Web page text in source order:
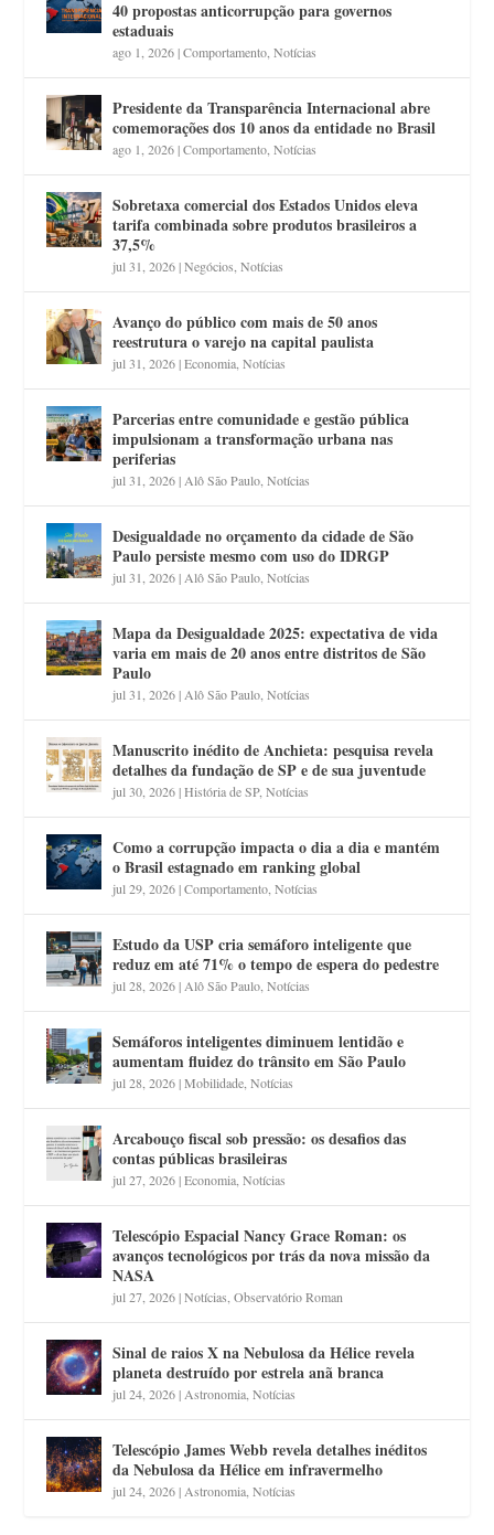
40 propostas anticorrupção para governos
estaduais
ago 1, 2026|Comportamento ,Notícias
Presidente da Transparência Internacional abre
comemorações dos 10 anos da entidade no Brasil
ago 1, 2026|Comportamento ,Notícias
Sobretaxa comercial dos Estados Unidos eleva
tarifa combinada sobre produtos brasileiros a
37,5%
jul 31, 2026|Negócios ,Notícias
Avanço do público com mais de 50 anos
reestrutura o varejo na capital paulista
jul 31, 2026|Economia ,Notícias
Parcerias entre comunidade e gestão pública
impulsionam a transformação urbana nas
periferias
jul 31, 2026| Alô São Paulo ,Notícias
Desigualdade no orçamento da cidade de São
Paulo persiste mesmo com uso do IDRGP
jul 31, 2026| Alô São Paulo ,Notícias
Mapa da Desigualdade 2025: expectativa de vida
varia em mais de 20 anos entre distritos de São
Paulo
jul 31, 2026| Alô São Paulo ,Notícias
Manuscrito inédito de Anchieta: pesquisa revela
detalhes da fundação de SP e de sua juventude
jul 30, 2026|História de SP,Notícias
Como a corrupção impacta o dia a dia e mantém
o Brasil estagnado em ranking global
jul 29, 2026|Comportamento ,Notícias
Estudo da USP cria semáforo inteligente que
reduz em até 71% o tempo de espera do pedestre
jul 28, 2026| Alô São Paulo ,Notícias
Semáforos inteligentes diminuem lentidão e
aumentam fluidez do trânsito em São Paulo
jul 28, 2026|Mobilidade ,Notícias
Arcabouço fiscal sob pressão: os desafios das
contas públicas brasileiras
jul 27, 2026|Economia ,Notícias
Telescópio Espacial Nancy Grace Roman: os
avanços tecnológicos por trás da nova missão da
NASA
jul 27, 2026|Notícias ,Observatório Roman
Sinal de raios X na Nebulosa da Hélice revela
planeta destruído por estrela anã branca
jul 24, 2026| Astronomia ,Notícias
Telescópio James Webb revela detalhes inéditos
da Nebulosa da Hélice em infravermelho
jul 24, 2026| Astronomia ,Notícias